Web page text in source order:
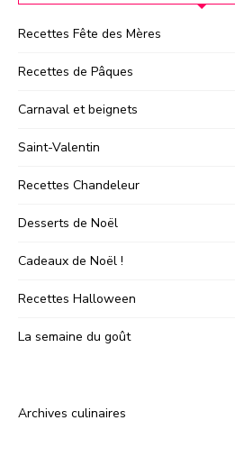
Recettes Fête des Mères
Recettes de Pâques
Carnaval et beignets
Saint-Valentin
Recettes Chandeleur
Desserts de Noël
Cadeaux de Noël !
Recettes Halloween
La semaine du goût
Archives culinaires